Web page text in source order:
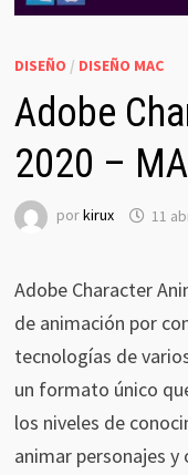
DISEÑO / DISEÑO MAC
Adobe
2020 –
porkirux 11
Adobe Character
de animación por
tecnologías de
un formato único
los niveles de
animar personajes